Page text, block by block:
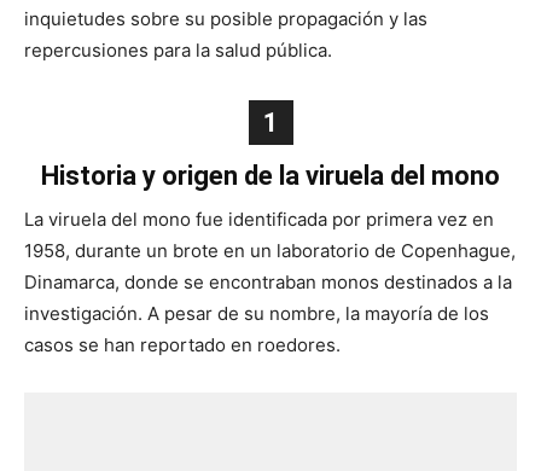
inquietudes sobre su posible propagación y las
repercusiones para la salud pública.
1
Historia y origen de la viruela del mono
La viruela del mono fue identificada por primera vez en
1958, durante un brote en un laboratorio de Copenhague,
Dinamarca, donde se encontraban monos destinados a la
investigación. A pesar de su nombre, la mayoría de los
casos se han reportado en roedores.